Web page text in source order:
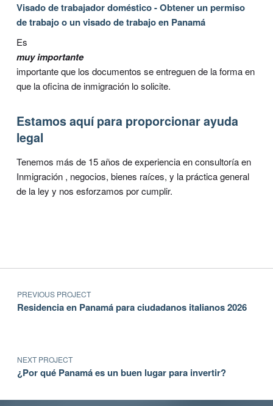
Visado de trabajador doméstico - Obtener un permiso
de trabajo o un visado de trabajo en Panamá
Es
muy importante
importante que los documentos se entreguen de la forma en
que la oficina de inmigración lo solicite.
Estamos aquí para proporcionar ayuda
legal
Tenemos más de 15 años de experiencia en consultoría en
Inmigración , negocios, bienes raíces, y la práctica general
de la ley y nos esforzamos por cumplir.
Volver a la navegación principal
Navegación de entradas
PREVIOUS PROJECT
Residencia en Panamá para ciudadanos italianos 2026
NEXT PROJECT
¿Por qué Panamá es un buen lugar para invertir?